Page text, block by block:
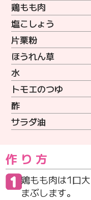
鶏もも肉
塩こしょう
片栗粉
ほうれん草
水
トモエのつゆ
酢
サラダ油
作り方
鶏もも肉は1口
まぶします。